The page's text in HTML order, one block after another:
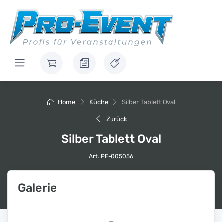
Home Küche Silber Tablett Oval
Zurück
Silber Tablett Oval
Art. PE-005056
Galerie